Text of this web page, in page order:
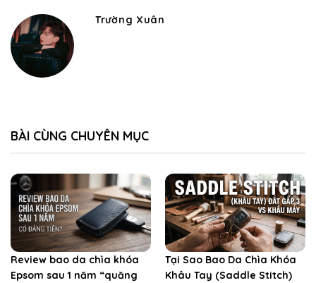
Trường Xuân
BÀI CÙNG CHUYÊN MỤC
Review bao da chìa khóa
Epsom sau 1 năm “quăng
Tại Sao Bao Da Chìa Khóa
Khâu Tay (Saddle Stitch)